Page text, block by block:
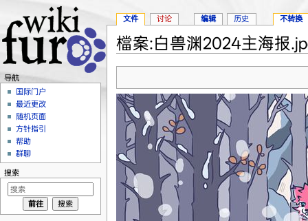
檔案:白兽渊2024主海报
文件 讨论 编辑 历史 不转换
导航
国际门户
最近更改
随机页面
方针指引
帮助
群聊
搜索